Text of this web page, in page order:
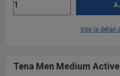
Voir le détail
Tena Men Medium